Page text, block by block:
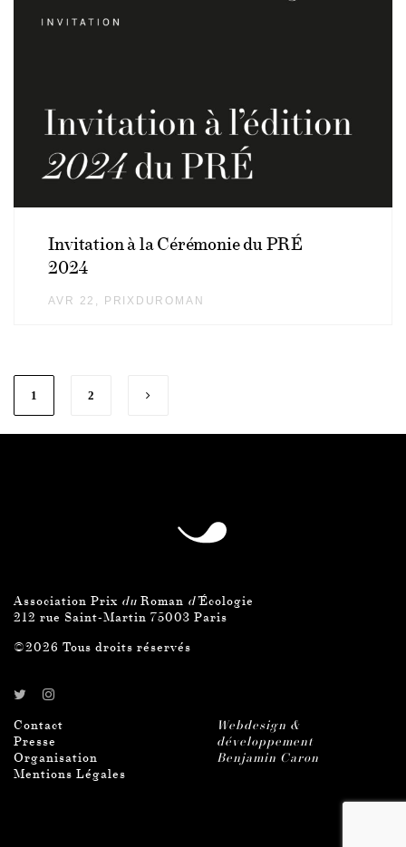
Invitation à la Cérémonie du PRÉ
2024
AVR 22 AUTHOR
PRIXDUROMAN
1 2
Association Prix du Roman d’Écologie
212 rue Saint-Martin 75003 Paris
©2026 Tous droits réservés
Contact
Presse
Organisation
Mentions Légales
Webdesign &
développement
Benjamin Caron